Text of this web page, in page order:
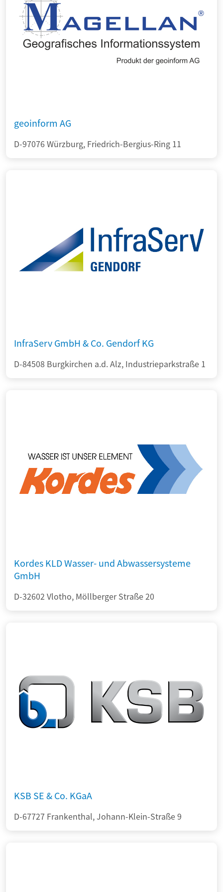
geoinform AG
D-97076 Würzburg, Friedrich-Bergius-Ring 11
InfraServ GmbH & Co. Gendorf KG
D-84508 Burgkirchen a.d. Alz, Industrieparkstraße 1
Kordes KLD Wasser- und Abwassersysteme
GmbH
D-32602 Vlotho, Möllberger Straße 20
KSB SE & Co. KGaA
D-67727 Frankenthal, Johann-Klein-Straße 9